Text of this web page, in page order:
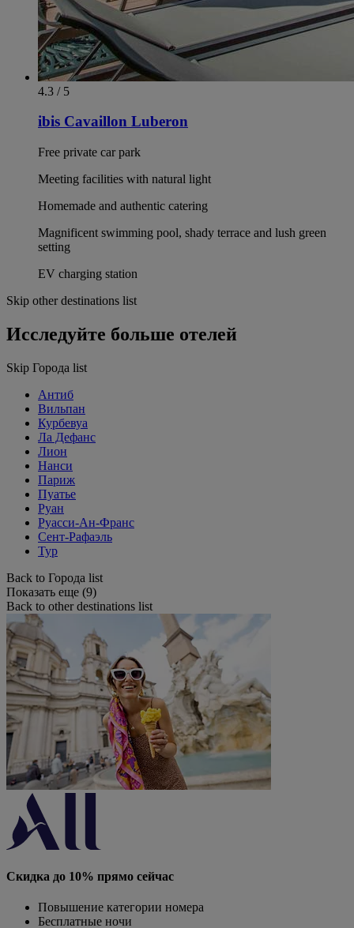
4.3 / 5
ibis Cavaillon Luberon
Free private car park
Meeting facilities with natural light
Homemade and authentic catering
Magnificent swimming pool, shady terrace and lush green
setting
EV charging station
Skip other destinations list
Исследуйте больше отелей
Skip Города list
Антиб
Вильпан
Курбевуа
Ла Дефанс
Лион
Нанси
Париж
Пуатье
Руан
Руасси-Ан-Франс
Сент-Рафаэль
Тур
Back to Города list
Показать еще (9)
Back to other destinations list
Скидка до 10% прямо сейчас
Повышение категории номера
Бесплатные ночи